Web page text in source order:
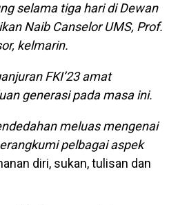
selama tiga hari di Dewan
Naib Canselor UMS, Prof.
kelmarin.
FKI’23 amat
generasi pada masa ini.
meluas mengenai
pelbagai aspek
diri, sukan, tulisan dan